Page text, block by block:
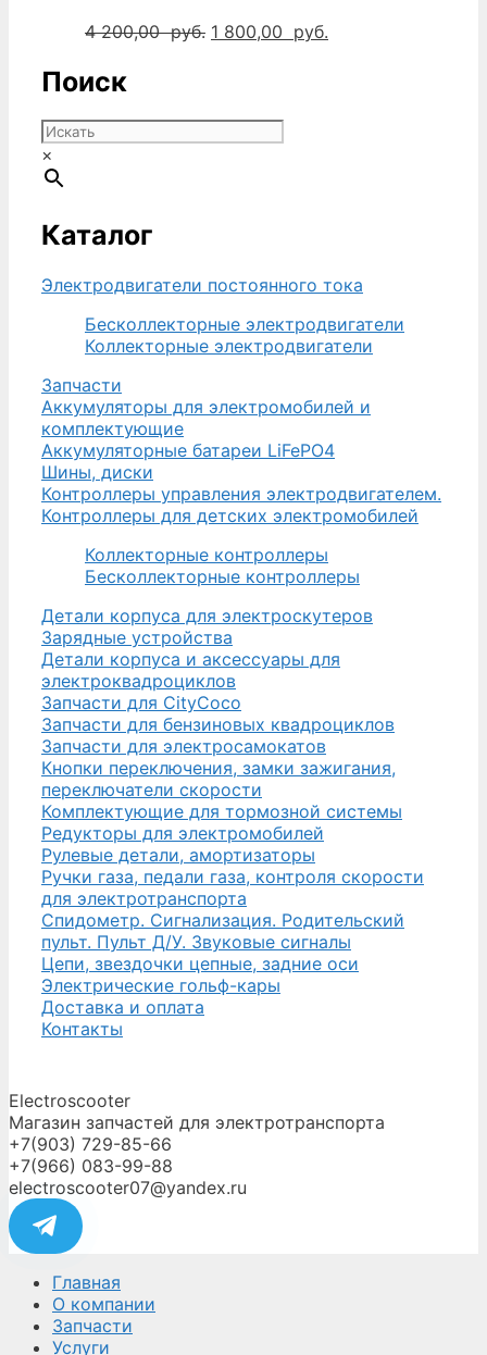
4 200,00руб. Первоначальная
200,00
руб..
1 800,00 руб.
Поиск
×
Каталог
Электродвигатели постоянного тока
Бесколлекторные электродвигатели
Коллекторные электродвигатели
Запчасти
Аккумуляторы для электромобилей и
комплектующие
Аккумуляторные батареи LiFePO4
Шины, диски
Контроллеры управления электродвигателем.
Контроллеры для детских электромобилей
Коллекторные контроллеры
Бесколлекторные контроллеры
Детали корпуса для электроскутеров
Зарядные устройства
Детали корпуса и аксессуары для
электроквадроциклов
Запчасти для CityCoco
Запчасти для бензиновых квадроциклов
Запчасти для электросамокатов
Кнопки переключения, замки зажигания,
переключатели скорости
Комплектующие для тормозной системы
Редукторы для электромобилей
Рулевые детали, амортизаторы
Ручки газа, педали газа, контроля скорости
для электротранспорта
Спидометр. Сигнализация. Родительский
пульт. Пульт Д/У. Звуковые сигналы
Цепи, звездочки цепные, задние оси
Электрические гольф-кары
Доставка и оплата
Контакты
Electroscooter
Магазин запчастей для электротранспорта
+7(903) 729-85-66
+7(966) 083-99-88
electroscooter07@yandex.ru
Главная
О компании
Запчасти
Услуги